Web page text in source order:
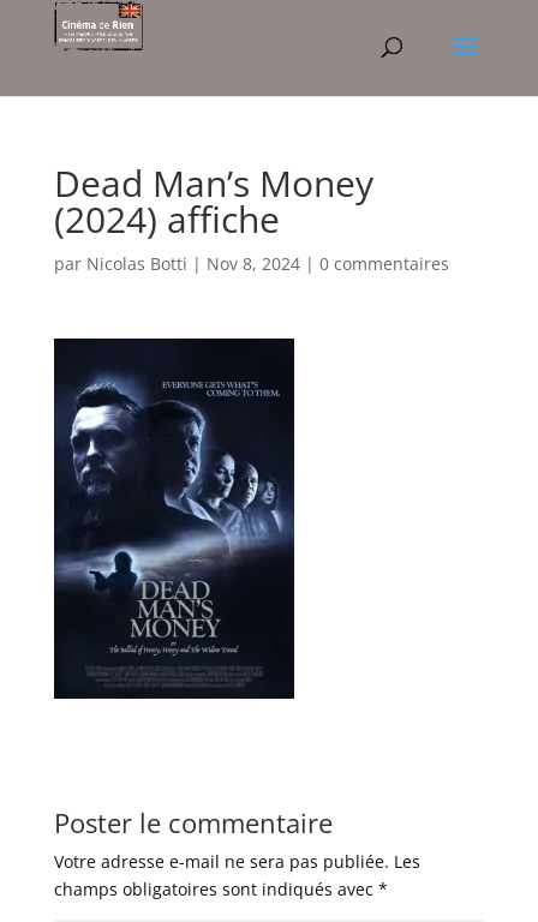
Dead Man’s Money
(2024) affiche
par Nicolas Botti | Nov 8, 2024| 0 commentaires
Poster le commentaire
Votre adresse e-mail ne sera pas publiée. Les
champs obligatoires sont indiqués avec *